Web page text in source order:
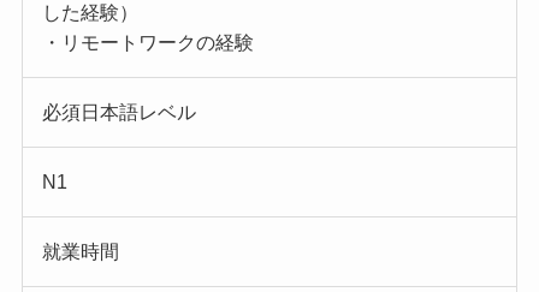
した経験）
・リモートワークの経験
必須日本語レベル
N1
就業時間